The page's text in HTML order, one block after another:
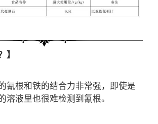
】
氰根和铁的结合力非常强，即使是
溶液里也很难检测到氰根。